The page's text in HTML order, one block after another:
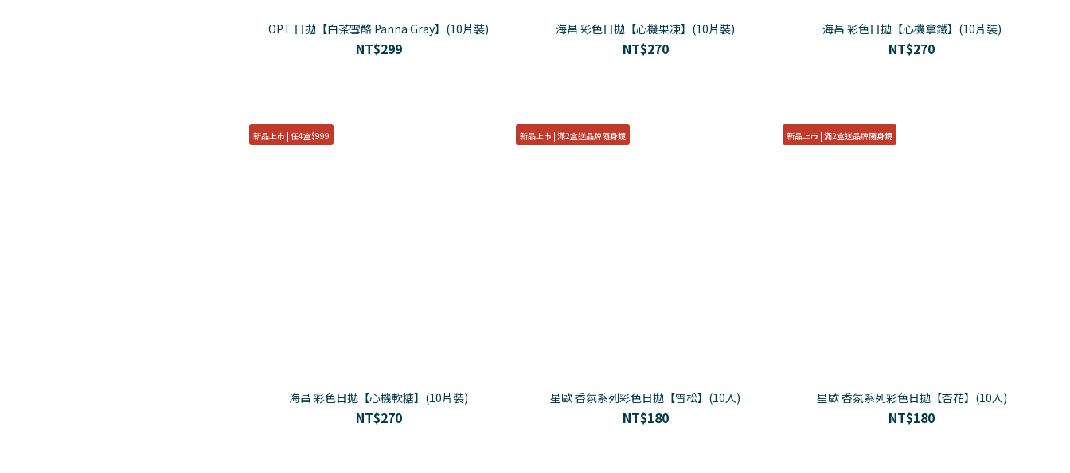
OPT 日拋【白茶雪酪 Panna Gray】(10片裝)
NT$299
海昌 彩色日拋【心機果凍】(10片裝)
NT$270
海昌 彩色日拋【心機拿鐵】(10片裝)
NT$270
新品上市 | 任4盒$999
海昌 彩色日拋【心機軟糖】(10片裝)
NT$270
新品上市 | 滿2盒送品牌隨身鏡
星歐 香氛系列彩色日拋【雪松】(10入)
NT$180
新品上市 | 滿2盒送品牌隨身鏡
星歐 香氛系列彩色日拋【杏花】(10入)
NT$180